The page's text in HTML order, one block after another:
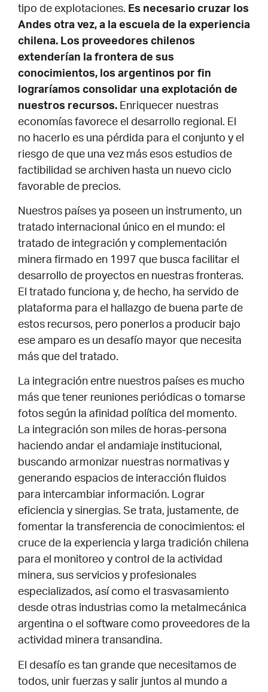
tipo de explotaciones. Es necesario cruzar los
Andes otra vez, a la escuela de la experiencia
chilena. Los proveedores chilenos
extenderían la frontera de sus
conocimientos, los argentinos por fin
lograríamos consolidar una explotación de
nuestros recursos. Enriquecer nuestras
economías favorece el desarrollo regional. El
no hacerlo es una pérdida para el conjunto y el
riesgo de que una vez más esos estudios de
factibilidad se archiven hasta un nuevo ciclo
favorable de precios.
Nuestros países ya poseen un instrumento, un
tratado internacional único en el mundo: el
tratado de integración y complementación
minera firmado en 1997 que busca facilitar el
desarrollo de proyectos en nuestras fronteras.
El tratado funciona y, de hecho, ha servido de
plataforma para el hallazgo de buena parte de
estos recursos, pero ponerlos a producir bajo
ese amparo es un desafío mayor que necesita
más que del tratado.
La integración entre nuestros países es mucho
más que tener reuniones periódicas o tomarse
fotos según la afinidad política del momento.
La integración son miles de horas-persona
haciendo andar el andamiaje institucional,
buscando armonizar nuestras normativas y
generando espacios de interacción fluidos
para intercambiar información. Lograr
eficiencia y sinergias. Se trata, justamente, de
fomentar la transferencia de conocimientos: el
cruce de la experiencia y larga tradición chilena
para el monitoreo y control de la actividad
minera, sus servicios y profesionales
especializados, así como el trasvasamiento
desde otras industrias como la metalmecánica
argentina o el software como proveedores de la
actividad minera transandina.
El desafío es tan grande que necesitamos de
todos, unir fuerzas y salir juntos al mundo a